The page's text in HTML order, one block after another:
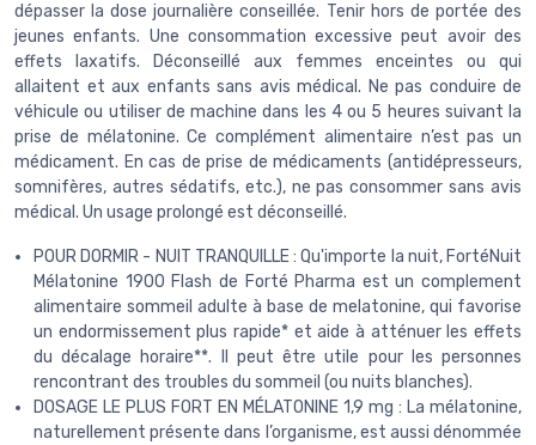
dépasser la dose journalière conseillée. Tenir hors de portée des
jeunes enfants. Une consommation excessive peut avoir des
effets laxatifs. Déconseillé aux femmes enceintes ou qui
allaitent et aux enfants sans avis médical. Ne pas conduire de
véhicule ou utiliser de machine dans les 4 ou 5 heures suivant la
prise de mélatonine. Ce complément alimentaire n’est pas un
médicament. En cas de prise de médicaments (antidépresseurs,
somnifères, autres sédatifs, etc.), ne pas consommer sans avis
médical. Un usage prolongé est déconseillé.
POUR DORMIR - NUIT TRANQUILLE : Qu'importe la nuit, FortéNuit
Mélatonine 1900 Flash de Forté Pharma est un complement
alimentaire sommeil adulte à base de melatonine, qui favorise
un endormissement plus rapide* et aide à atténuer les effets
du décalage horaire**. Il peut être utile pour les personnes
rencontrant des troubles du sommeil (ou nuits blanches).
DOSAGE LE PLUS FORT EN MÉLATONINE 1,9 mg : La mélatonine,
naturellement présente dans l’organisme, est aussi dénommée